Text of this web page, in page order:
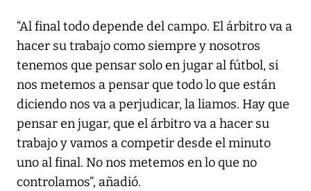
“Al final todo depende del campo. El árbitro va a
hacer su trabajo como siempre y nosotros
tenemos que pensar solo en jugar al fútbol, si
nos metemos a pensar que todo lo que están
diciendo nos va a perjudicar, la liamos. Hay que
pensar en jugar, que el árbitro va a hacer su
trabajo y vamos a competir desde el minuto
uno al final. No nos metemos en lo que no
controlamos”, añadió.